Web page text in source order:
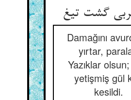
Damağını
yırtar,
Yazıklar
yetişmiş gül
kesildi.